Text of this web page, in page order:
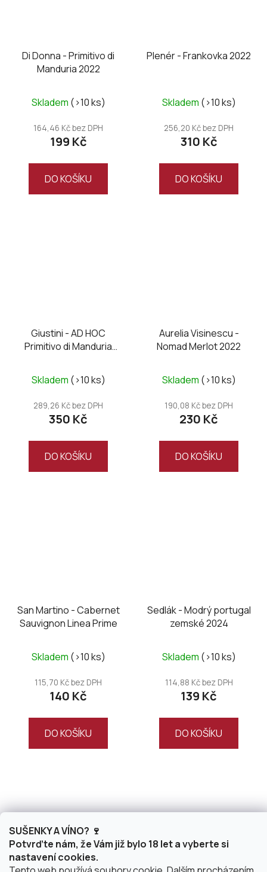
SUŠENKY A VÍNO? 🍷
Potvrďte nám, že Vám již bylo 18 let a vyberte si
nastavení cookies.
Di Donna - Primitivo di
Manduria 2022
Skladem (>10 ks)
164,46 Kč bez DPH
199 Kč
DO KOŠÍKU
Plenér - Frankovka 2022
Skladem (>10 ks)
256,20 Kč bez DPH
310 Kč
DO KOŠÍKU
Giustini - AD HOC
Primitivo di Manduria
Skladem (>10 ks)
289,26 Kč bez DPH
350 Kč
DO KOŠÍKU
Aurelia Visinescu -
Nomad Merlot 2022
Skladem (>10 ks)
190,08 Kč bez DPH
230 Kč
DO KOŠÍKU
San Martino - Cabernet
Sauvignon Linea Prime
Skladem (>10 ks)
115,70 Kč bez DPH
140 Kč
DO KOŠÍKU
Sedlák - Modrý portugal
zemské 2024
Skladem (>10 ks)
114,88 Kč bez DPH
139 Kč
DO KOŠÍKU